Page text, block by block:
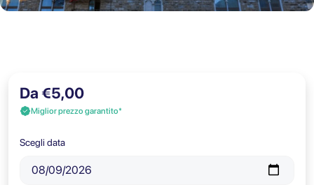
Da €5,00
Miglior prezzo garantito*
Scegli data